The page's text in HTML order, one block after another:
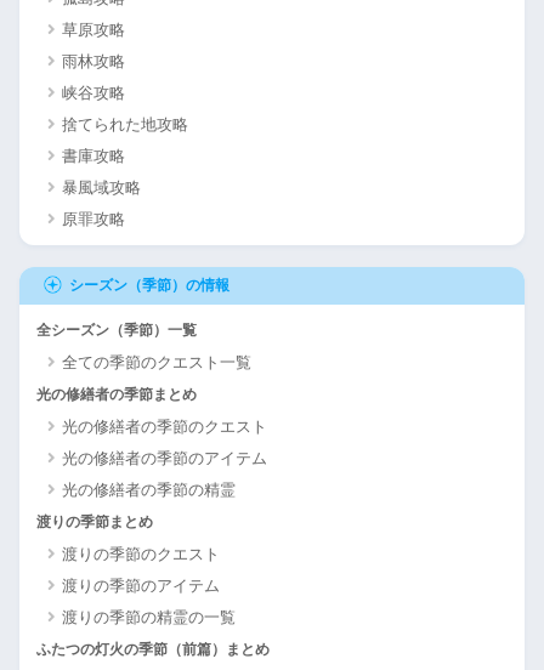
草原攻略
雨林攻略
峡谷攻略
捨てられた地攻略
書庫攻略
暴風域攻略
原罪攻略
シーズン（季節）の情報
全シーズン（季節）一覧
全ての季節のクエスト一覧
光の修繕者の季節まとめ
光の修繕者の季節のクエスト
光の修繕者の季節のアイテム
光の修繕者の季節の精霊
渡りの季節まとめ
渡りの季節のクエスト
渡りの季節のアイテム
渡りの季節の精霊の一覧
ふたつの灯火の季節（前篇）まとめ